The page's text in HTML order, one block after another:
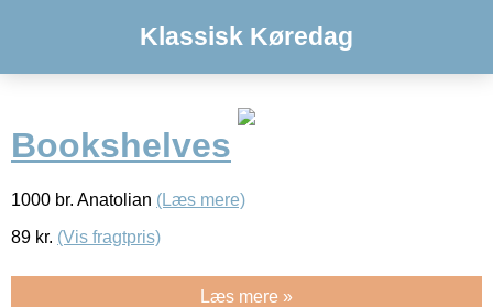
Klassisk Køredag
Bookshelves
1000 br. Anatolian (Læs mere)
89 kr. (Vis fragtpris)
Læs mere »